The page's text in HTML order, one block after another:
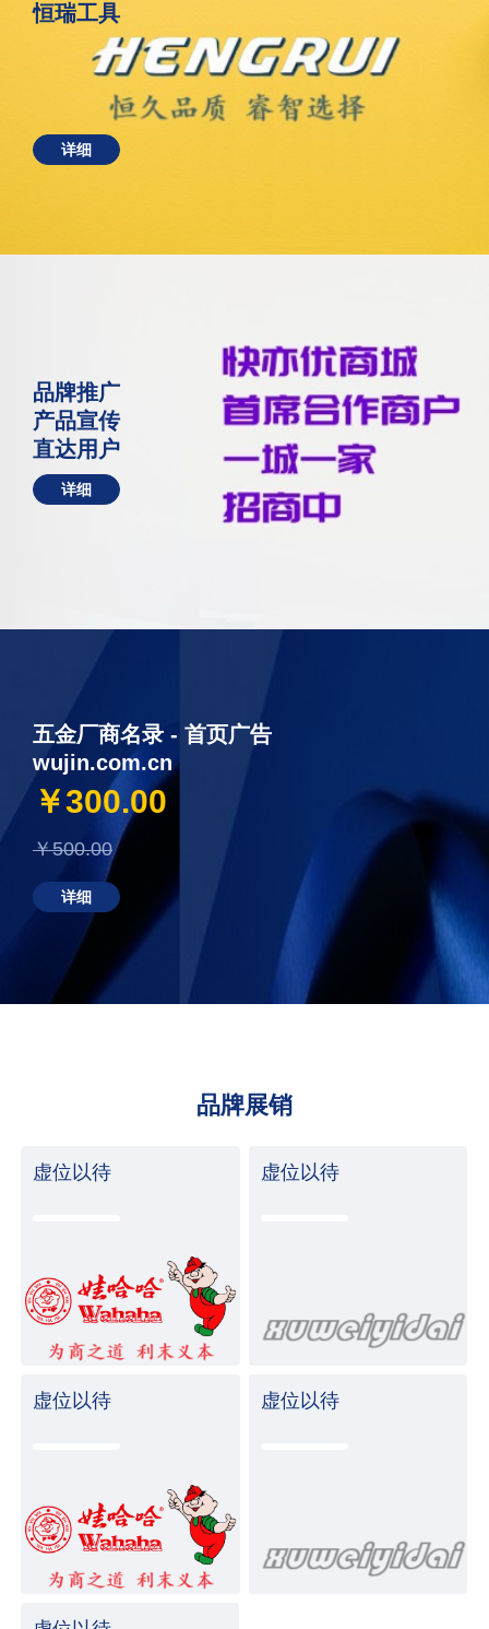
恒瑞工具
详细
品牌推广
产品宣传
直达用户
详细
五金厂商名录 - 首页广告
wujin.com.cn
￥300.00
￥500.00
详细
品牌展销
虚位以待 虚位以待
虚位以待 虚位以待